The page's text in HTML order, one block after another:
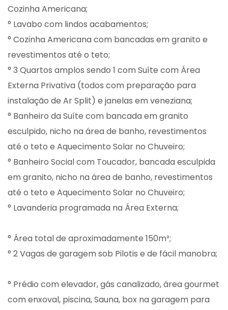
Cozinha Americana;
° Lavabo com lindos acabamentos;
° Cozinha Americana com bancadas em granito e
revestimentos até o teto;
° 3 Quartos amplos sendo 1 com Suíte com Área
Externa Privativa (todos com preparação para
instalação de Ar Split) e janelas em veneziana;
° Banheiro da Suíte com bancada em granito
esculpido, nicho na área de banho, revestimentos
até o teto e Aquecimento Solar no Chuveiro;
° Banheiro Social com Toucador, bancada esculpida
em granito, nicho na área de banho, revestimentos
até o teto e Aquecimento Solar no Chuveiro;
° Lavanderia programada na Área Externa;
° Área total de aproximadamente 150m²;
° 2 Vagas de garagem sob Pilotis e de fácil manobra;
° Prédio com elevador, gás canalizado, área gourmet
com enxoval, piscina, Sauna, box na garagem para